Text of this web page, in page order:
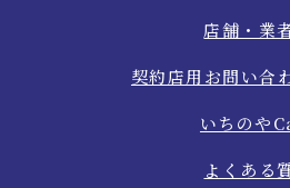
店舗・業
契約店用お問い合
いちのや
よくある